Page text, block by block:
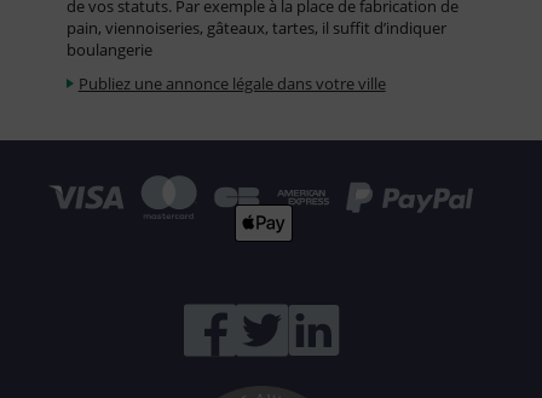
de vos statuts. Par exemple à la place de fabrication de
pain, viennoiseries, gâteaux, tartes, il suffit d’indiquer
boulangerie
Publiez une annonce légale dans votre ville